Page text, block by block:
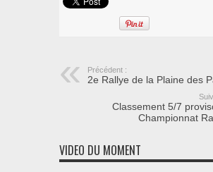
Précédent :
2e Rallye de la Plaine des
Classement 5/7
Championnat
VIDEO DU MOMENT